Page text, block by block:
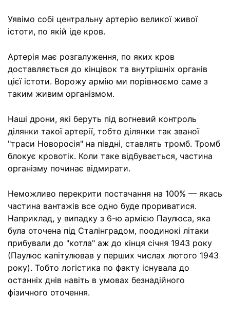
Уявімо собі центральну артерію великої живої
істоти, по якій іде кров.
Артерія має розгалуження, по яких кров
доставляється до кінцівок та внутрішніх органів
цієї істоти. Ворожу армію ми порівнюємо саме з
таким живим організмом.
Наші дрони, які беруть під вогневий контроль
ділянки такої артерії, тобто ділянки так званої
"траси Новоросія" на півдні, ставлять тромб. Тромб
блокує кровотік. Коли таке відбувається, частина
організму починає відмирати.
Неможливо перекрити постачання на 100% — якась
частина вантажів все одно буде прориватися.
Наприклад, у випадку з 6-ю армією Паулюса, яка
була оточена під Сталінградом, поодинокі літаки
прибували до "котла" аж до кінця січня 1943 року
(Паулюс капітулював у перших числах лютого 1943
року). Тобто логістика по факту існувала до
останніх днів навіть в умовах безнадійного
фізичного оточення.